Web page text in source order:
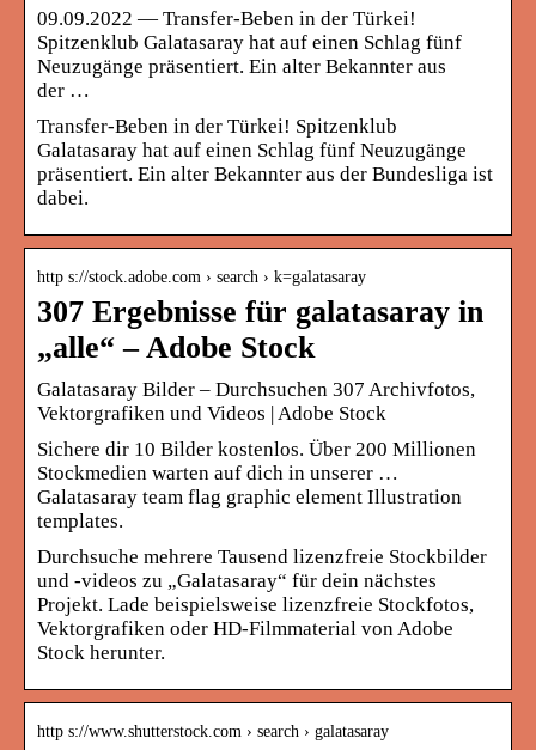
09.09.2022 — Transfer-Beben in der Türkei!
Spitzenklub Galatasaray hat auf einen Schlag fünf
Neuzugänge präsentiert. Ein alter Bekannter aus
der …
Transfer-Beben in der Türkei! Spitzenklub
Galatasaray hat auf einen Schlag fünf Neuzugänge
präsentiert. Ein alter Bekannter aus der Bundesliga ist
dabei.
http s://stock.adobe.com › search › k=galatasaray
307 Ergebnisse für galatasaray in
„alle“ – Adobe Stock
Galatasaray Bilder – Durchsuchen 307 Archivfotos,
Vektorgrafiken und Videos | Adobe Stock
Sichere dir 10 Bilder kostenlos. Über 200 Millionen
Stockmedien warten auf dich in unserer …
Galatasaray team flag graphic element Illustration
templates.
Durchsuche mehrere Tausend lizenzfreie Stockbilder
und -videos zu „Galatasaray“ für dein nächstes
Projekt. Lade beispielsweise lizenzfreie Stockfotos,
Vektorgrafiken oder HD-Filmmaterial von Adobe
Stock herunter.
http s://www.shutterstock.com › search › galatasaray